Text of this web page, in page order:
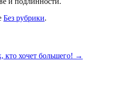
Без рубрики.
кто хочет большего! →